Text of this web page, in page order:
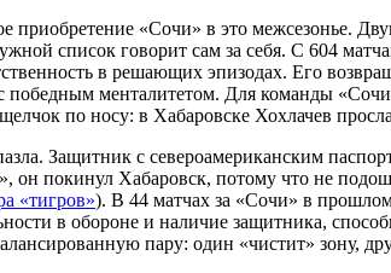
приобретение «Сочи» в это межсезонье.
список говорит сам за себя. С 604
в решающих эпизодах. Его
победным менталитетом. Для команды
по носу: в Хабаровске Хохлачев
Защитник с североамериканским
он покинул Хабаровск, потому что не
«тигров»). В 44 матчах за «Сочи» в
в обороне и наличие защитника,
пару: один «чистит» зону,